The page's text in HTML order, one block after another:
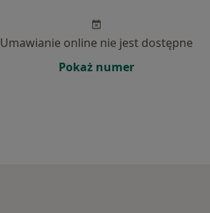
Umawianie online nie jest dostępne
Pokaż numer